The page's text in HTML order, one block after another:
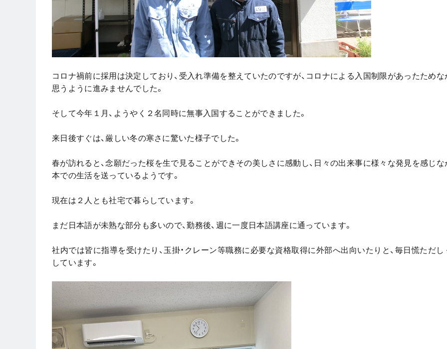
コロナ禍前に採用は決定しており、受入れ準備を整えていたのですが、コロナによる入国制限があったためな
思うように進みませんでした。
そして今年１月、ようやく２名同時に無事入国することができました。
来日後すぐは、厳しい冬の寒さに驚いた様子でした。
春が訪れると、念願だった桜を生で見ることができその美しさに感動し、日々の出来事に様々な発見を感じな
本での生活を送っているようです。
現在は２人とも社宅で暮らしています。
まだ日本語が未熟な部分も多いので、勤務後、週に一度日本語講座に通っています。
社内では皆に指導を受けたり、玉掛・クレーン等職務に必要な資格取得に外部へ出向いたりと、毎日慌ただし
しています。